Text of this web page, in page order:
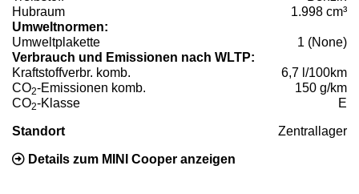
Hubraum
1.998 cm³
Umweltnormen:
Umweltplakette
1 (None)
Verbrauch und Emissionen nach WLTP:
Kraftstoffverbr. komb.
6,7 l/100km
CO2-Emissionen komb.
150 g/km
CO2-Klasse E
Standort Zentrallager
Details zum MINI Cooper anzeigen